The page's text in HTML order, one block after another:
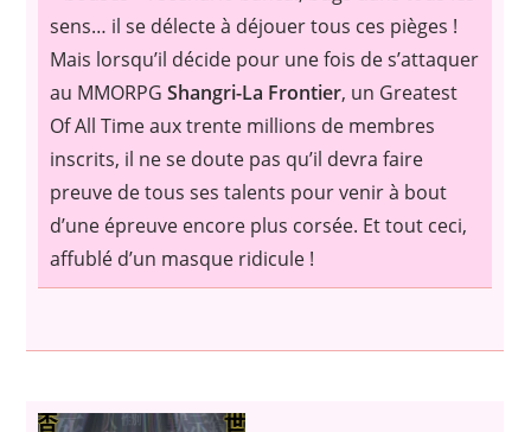
sens… il se délecte à déjouer tous ces pièges !
Mais lorsqu’il décide pour une fois de s’attaquer
au MMORPGShangri-La Frontier, un Greatest
Of All Time aux trente millions de membres
inscrits, il ne se doute pas qu’il devra faire
preuve de tous ses talents pour venir à bout
d’une épreuve encore plus corsée. Et tout ceci,
affublé d’un masque ridicule !